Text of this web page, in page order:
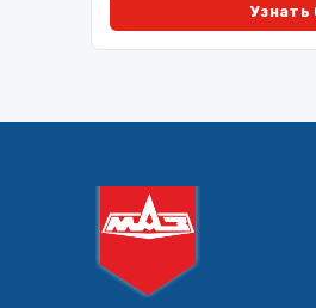
Узнать